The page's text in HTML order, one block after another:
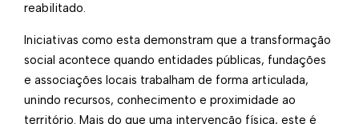
reabilitado.
Iniciativas como esta demonstram que a transformação
social acontece quando entidades públicas, fundações
e associações locais trabalham de forma articulada,
unindo recursos, conhecimento e proximidade ao
território. Mais do que uma intervenção física, este é